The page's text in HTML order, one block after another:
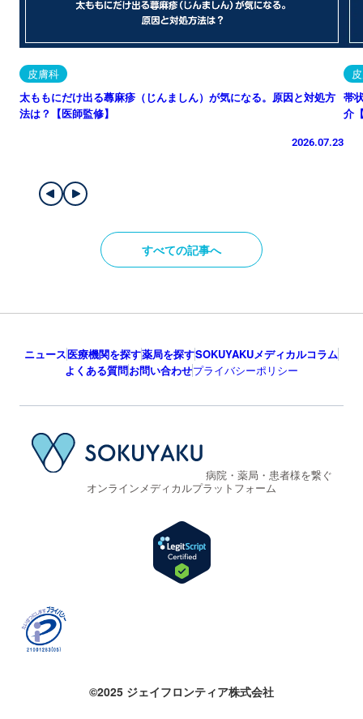
皮膚科
太ももにだけ出る蕁麻疹（じんましん）が気になる。原因と対処方
法は？【医師監修】
2026.07.23
帯
介
すべての記事へ
ニュース医療機関を探す薬局を探すSOKUYAKUメディカルコラム
よくある質問お問い合わせプライバシーポリシー
病院・薬局・患者様を繋ぐ
オンラインメディカルプラットフォーム
©2025 ジェイフロンティア株式会社